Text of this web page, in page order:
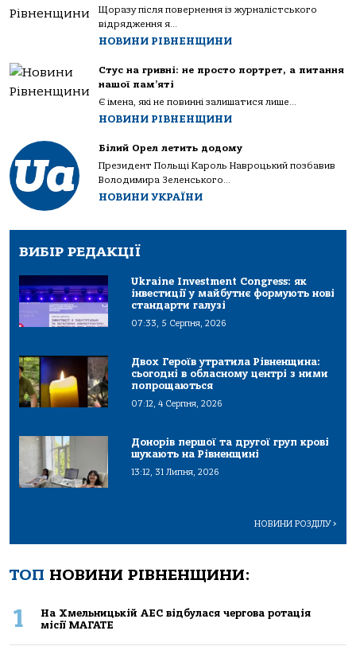
Щоразу після повернення із журналістського
відрядження я...
НОВИНИ РІВНЕНЩИНИ
Стус на гривні: не просто портрет, а питання
нашої пам’яті
Є імена, які не повинні залишатися лише...
НОВИНИ РІВНЕНЩИНИ
Білий Орел летить додому
Президент Польщі Кароль Навроцький позбавив
Володимира Зеленського...
НОВИНИ УКРАЇНИ
ВИБІР РЕДАКЦІЇ
Ukraine Investment Congress: як
інвестиції у майбутнє формують нові
стандарти галузі
07:33, 5 Серпня, 2026
Двох Героїв утратила Рівненщина:
сьогодні в обласному центрі з ними
попрощаються
07:12, 4 Серпня, 2026
Донорів першої та другої груп крові
шукають на Рівненщині
13:12, 31 Липня, 2026
НОВИНИ РОЗДІЛУ>
ТОП НОВИНИ РІВНЕНЩИНИ:
1
На Хмельницькій АЕС відбулася чергова ротація
місії МАГАТЕ